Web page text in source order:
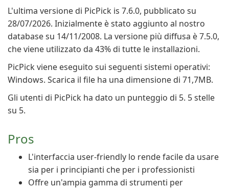
L'ultima versione di PicPick is 7.6.0, pubblicato su
28/07/2026. Inizialmente è stato aggiunto al nostro
database su 14/11/2008. La versione più diffusa è 7.5.0,
che viene utilizzato da 43% di tutte le installazioni.
PicPick viene eseguito sui seguenti sistemi operativi:
Windows. Scarica il file ha una dimensione di 71,7MB.
Gli utenti di PicPick ha dato un punteggio di 5. 5 stelle
su 5.
Pros
L'interfaccia user-friendly lo rende facile da usare
sia per i principianti che per i professionisti
Offre un'ampia gamma di strumenti per